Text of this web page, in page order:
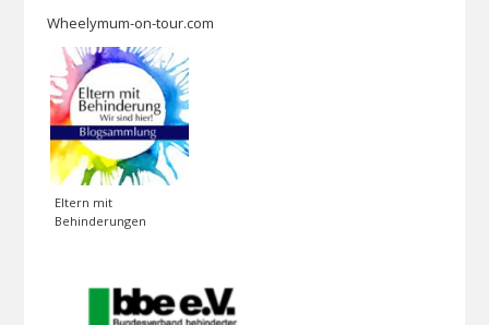
Wheelymum-on-tour.com
Eltern mit
Behinderungen